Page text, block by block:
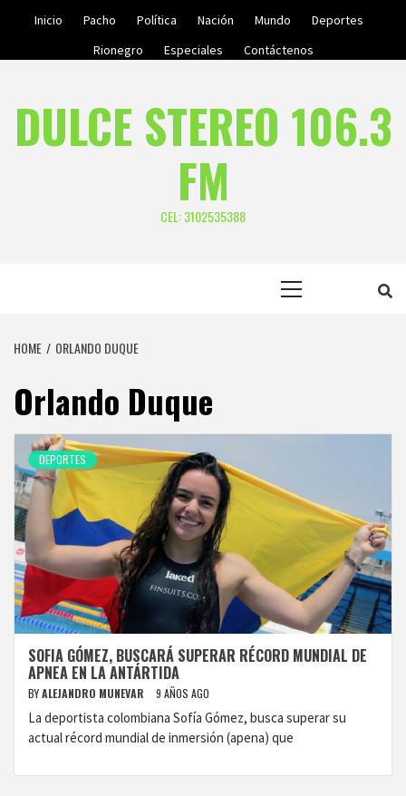
Inicio Pacho Política Nación Mundo
Deportes
Rionegro
Especiales Contáctenos
DULCE STEREO 106.3
FM
CEL: 3102535388
HOME ORLANDO DUQUE
Orlando Duque
DEPORTES
SOFIA GÓMEZ, BUSCARÁ SUPERAR RÉCORD MUNDIAL DE
APNEA EN LA ANTÁRTIDA
BYALEJANDRO MUNEVAR 9 AÑOS AGO
La deportista colombiana Sofía Gómez, busca superar su
actual récord mundial de inmersión (apena) que